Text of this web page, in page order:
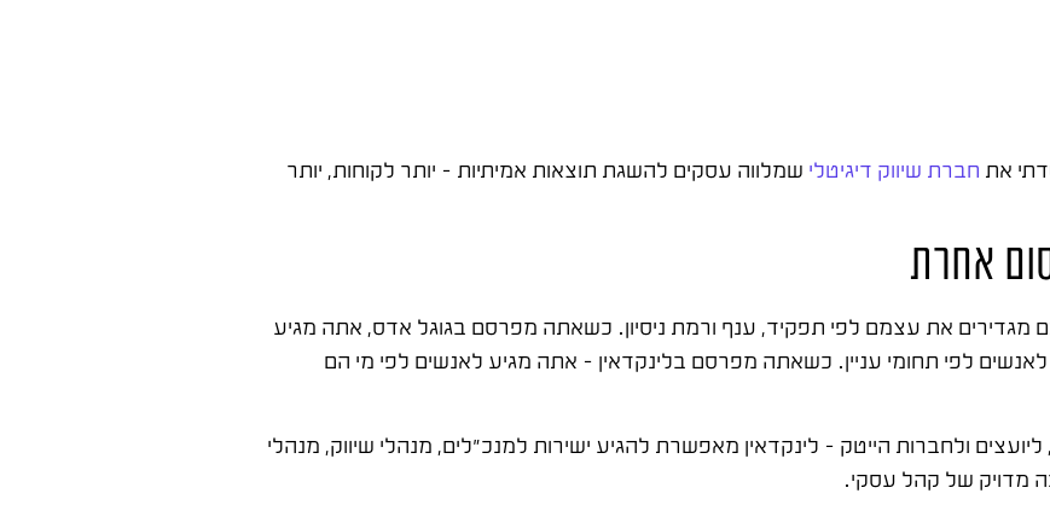
חברת שיווק דיגיטלי שמלווה עסקים להשגת תוצאות אמיתיות – יותר לקוחות, יותר
אחרת
כאשר רובם מגדירים את עצמם לפי תפקיד, ענף ורמת ניסיון. כשאתה מפרסם בגוגל אדס, אתה מגיע
לפי תחומי עניין. כשאתה מפרסם בלינקדאין – אתה מגיע לאנשים לפי מי הם
ולחברות הייטק – לינקדאין מאפשרת להגיע ישירות למנכ"לים, מנהלי שיווק, מנהלי
מדויק של קהל עסקי.